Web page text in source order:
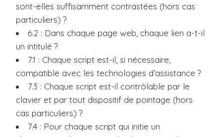
sont-elles suffisamment contrastées (hors cas
particuliers) ?
6.2 : Dans chaque page web, chaque lien a-t-il
un intitulé ?
7.1 : Chaque script est-il, si nécessaire,
compatible avec les technologies d’assistance ?
7.3 : Chaque script est-il contrôlable par le
clavier et par tout dispositif de pointage (hors
cas particuliers) ?
7.4 : Pour chaque script qui initie un